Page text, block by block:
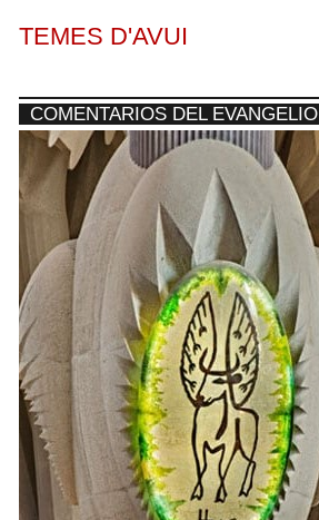
TEMES D'AVUI
COMENTARIOS DEL EVANGELIO